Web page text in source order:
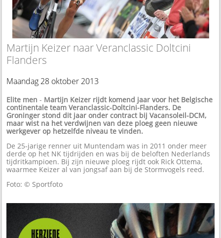
Martijn Keizer naar Veranclassic Doltcini
Flanders
Maandag 28 oktober 2013
Elite men - Martijn Keizer rijdt komend jaar voor het Belgische
continentale team Veranclassic-Doltcini-Flanders. De
Groninger stond dit jaar onder contract bij Vacansoleil-DCM,
maar wist na het verdwijnen van deze ploeg geen nieuwe
werkgever op hetzelfde niveau te vinden.
De 25-jarige renner uit Muntendam was in 2011 onder meer
derde op het NK tijdrijden en was bij de beloften Nederlands
tijdritkampioen. Bij zijn nieuwe ploeg rijdt ook Rick Ottema,
waarmee Keizer al van jongsaf aan bij de Stormvogels reed.
Foto: © Sportfoto